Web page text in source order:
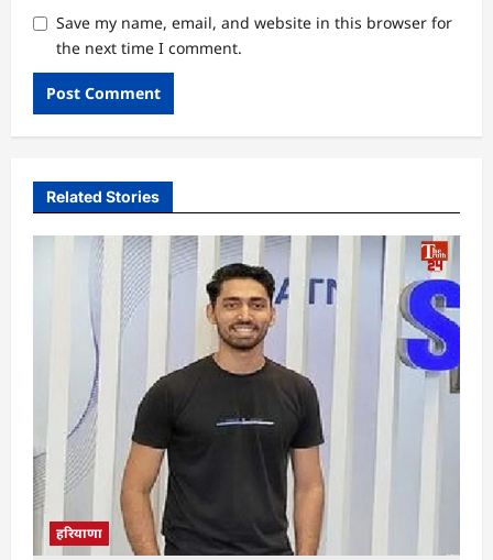
Save my name, email, and website in this browser for
the next time I comment.
Related Stories
हरियाणा